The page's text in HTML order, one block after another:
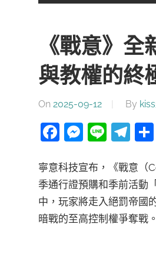
家
達
人
推
薦
No.1
技
媒
體。
《戰意》
與教權的終
On 2025-09-12 By
Facebook
Line
寧意科技宣布，《戰意（
季通行證預購和季前活動
中，玩家將走入絕罰帝國
暗戰的至高控制權爭奪戰。